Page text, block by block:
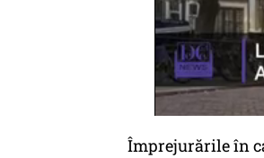
Împrejurările în